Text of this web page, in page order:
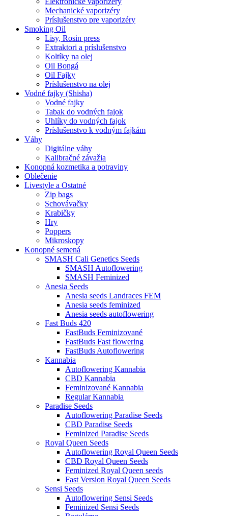
Mechanické vaporizéry
Príslušenstvo pre vaporizéry
Smoking Oil
Lisy, Rosin press
Extraktori a príslušenstvo
Koltíky na olej
Oil Bongá
Oil Fajky
Príslušenstvo na olej
Vodné fajky (Shisha)
Vodné fajky
Tabak do vodných fajok
Uhlíky do vodných fajok
Príslušenstvo k vodným fajkám
Váhy
Digitálne váhy
Kalibračné závažia
Konopná kozmetika a potraviny
Oblečenie
Livestyle a Ostatné
Zip bags
Schovávačky
Krabičky
Hry
Poppers
Mikroskopy
Konopné semená
SMASH Cali Genetics Seeds
SMASH Autoflowering
SMASH Feminized
Anesia Seeds
Anesia seeds Landraces FEM
Anesia seeds feminized
Anesia seeds autoflowering
Fast Buds 420
FastBuds Feminizované
FastBuds Fast flowering
FastBuds Autoflowering
Kannabia
Autoflowering Kannabia
CBD Kannabia
Feminizované Kannabia
Regular Kannabia
Paradise Seeds
Autoflowering Paradise Seeds
CBD Paradise Seeds
Feminized Paradise Seeds
Royal Queen Seeds
Autoflowering Royal Queen Seeds
CBD Royal Queen Seeds
Feminized Royal Queen seeds
Fast Version Royal Queen Seeds
Sensi Seeds
Autoflowering Sensi Seeds
Feminized Sensi Seeds